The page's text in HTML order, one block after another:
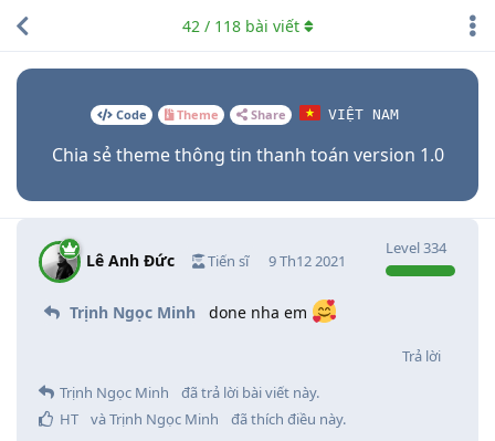
Code Theme Share VIỆT NAM
Chia sẻ theme thông tin thanh toán version 1.0
42/ 118bài viết
Lê Anh Đức Tiến sĩ
Level334
9 Th12 2021
Trịnh Ngọc Minh done nha em
Trả lời
Trịnh Ngọc Minh
đã trả lời bài viết này.
HT
vàTrịnh Ngọc Minh đã thích điều này.